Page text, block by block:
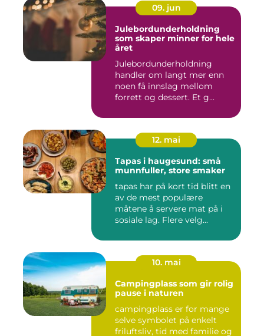
09. jun
Julebordunderholdning
som skaper minner for hele
året
Julebordunderholdning
handler om langt mer enn
noen få innslag mellom
forrett og dessert. Et g...
12. mai
Tapas i haugesund: små
munnfuller, store smaker
tapas har på kort tid blitt en
av de mest populære
måtene å servere mat på i
sosiale lag. Flere velg...
10. mai
Campingplass som gir rolig
pause i naturen
campingplass er for mange
selve symbolet på enkelt
friluftsliv, tid med familie og